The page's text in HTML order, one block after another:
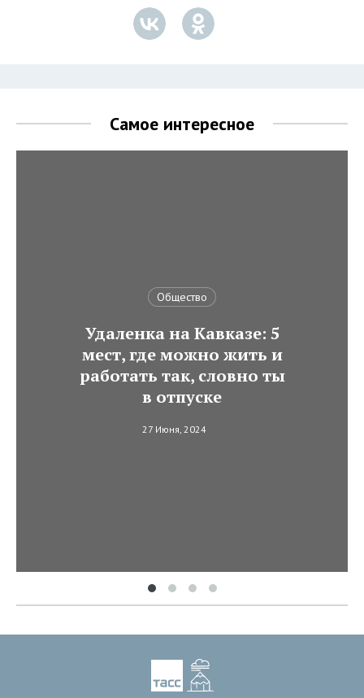
Самое интересное
Общество
Удаленка на Кавказе: 5
мест, где можно жить и
работать так, словно ты
в отпуске
27 Июня, 2024